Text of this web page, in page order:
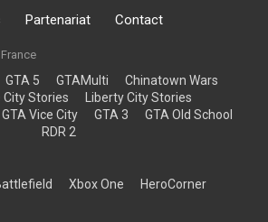
Partenariat Contact
GTA 5 GTAMulti
Chinatown Wars
City Stories
Liberty City Stories
GTA Vice City GTA 3
GTA Old School
RDR 2
Xbox One HeroCorner